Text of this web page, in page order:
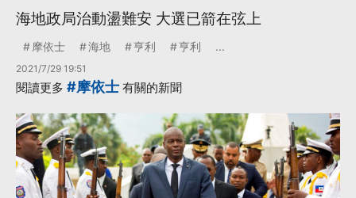
海地政局治動盪難安 大選已箭在弦上
摩依士 海地 亨利 亨利 ...
2021/7/29 19:51
閱讀更多 #摩依士 有關的新聞